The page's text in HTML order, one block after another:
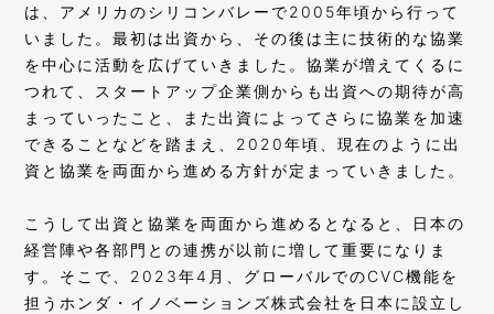
は、アメリカのシリコンバレーで2005年頃から行って
いました。最初は出資から、その後は主に技術的な協業
を中心に活動を広げていきました。協業が増えてくるに
つれて、スタートアップ企業側からも出資への期待が高
まっていったこと、また出資によってさらに協業を加速
できることなどを踏まえ、2020年頃、現在のように出
資と協業を両面から進める方針が定まっていきました。
こうして出資と協業を両面から進めるとなると、日本の
経営陣や各部門との連携が以前に増して重要になりま
す。そこで、2023年4月、グローバルでのCVC機能を
担うホンダ・イノベーションズ株式会社を日本に設立し